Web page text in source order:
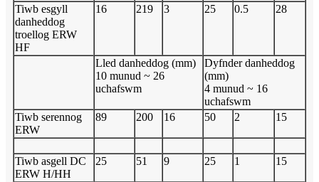
Tiwb esgyll
danheddog
troellog ERW
HF
16 219 3 25 0.5 28
Lled danheddog (mm)
10 munud ~ 26
uchafswm
Dyfnder danheddog
(mm)
4 munud ~ 16
uchafswm
Tiwb serennog
ERW
89 200 16 50 2 15
Tiwb asgell DC
ERW H/HH
25 51 9 25 1 15